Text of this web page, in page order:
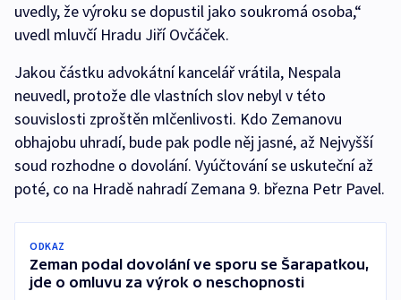
uvedly, že výroku se dopustil jako soukromá osoba,“
uvedl mluvčí Hradu Jiří Ovčáček.
Jakou částku advokátní kancelář vrátila, Nespala
neuvedl, protože dle vlastních slov nebyl v této
souvislosti zproštěn mlčenlivosti. Kdo Zemanovu
obhajobu uhradí, bude pak podle něj jasné, až Nejvyšší
soud rozhodne o dovolání. Vyúčtování se uskuteční až
poté, co na Hradě nahradí Zemana 9. března Petr Pavel.
ODKAZ
Zeman podal dovolání ve sporu se Šarapatkou,
jde o omluvu za výrok o neschopnosti